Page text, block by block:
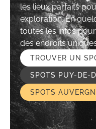
les lieux parfaits
exploration. En
toutes les infos
des endroits
TROUVER UN
SPOTS PUY-DE-
SPOTS